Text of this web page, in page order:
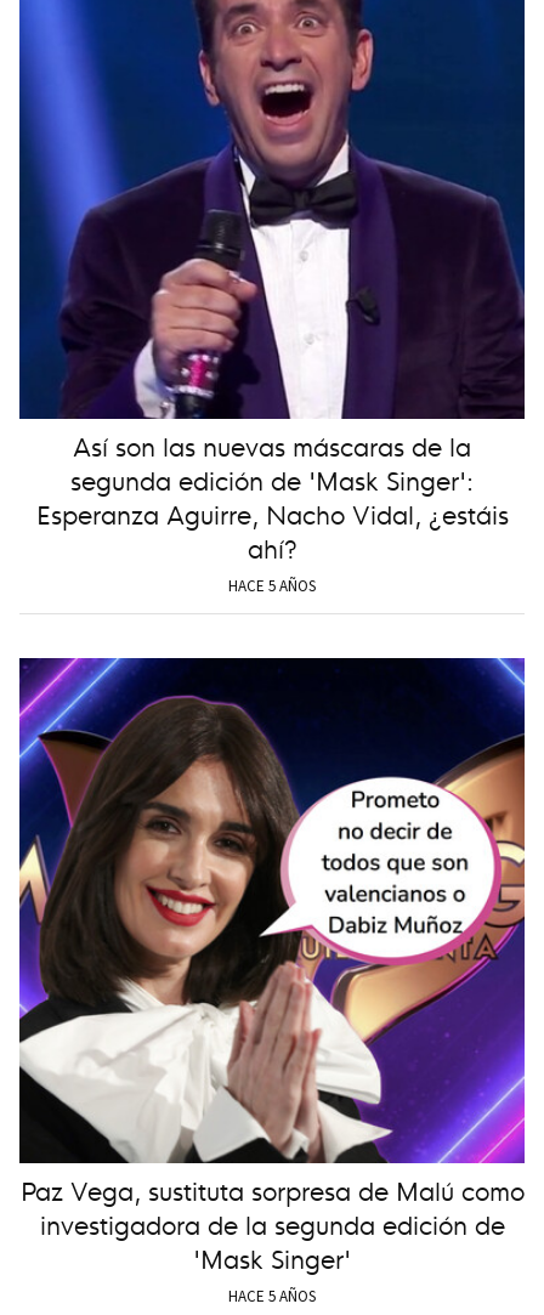
Así son las nuevas máscaras de la
segunda edición de 'Mask Singer':
Esperanza Aguirre, Nacho Vidal, ¿estáis
ahí?
HACE 5 AÑOS
Paz Vega, sustituta sorpresa de Malú como
investigadora de la segunda edición de
'Mask Singer'
HACE 5 AÑOS